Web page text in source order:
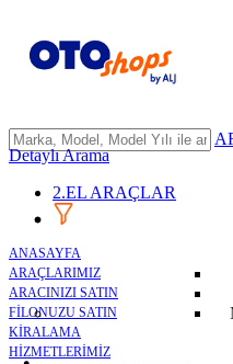
ANASAYFA
ARAÇLARIMIZ
ARACINIZI SATIN
FİLONUZU SATIN
KİRALAMA
HİZMETLERİMİZ
Detaylı Arama
2.EL ARAÇLAR